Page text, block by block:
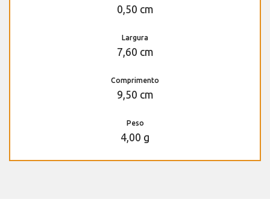
0,50 cm
Largura
7,60 cm
Comprimento
9,50 cm
Peso
4,00 g